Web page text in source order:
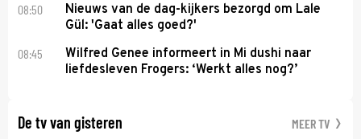
08:50
Nieuws van de dag-kijkers bezorgd om Lale
Gül: 'Gaat alles goed?'
08:45
Wilfred Genee informeert in Mi dushi naar
liefdesleven Frogers: ‘Werkt alles nog?’
De tv van gisteren MEER TV